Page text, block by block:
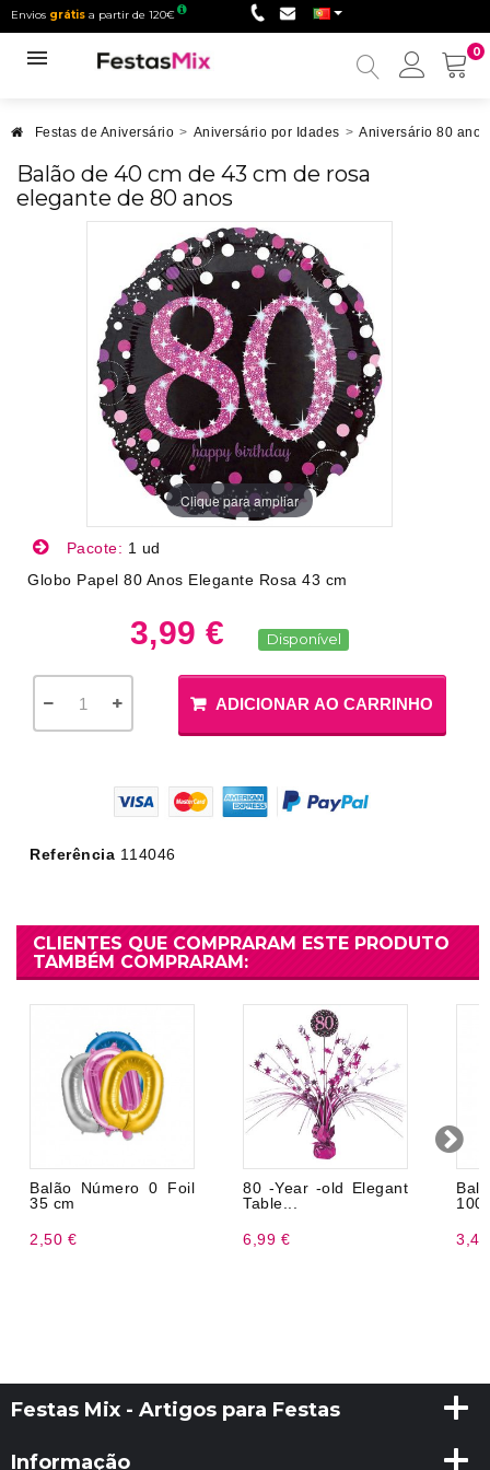
Envios grátis a partir de 120€
0
Minha
Festas de Aniversário > Aniversário por Idades > Aniversário 80 anos
Balão de 40 cm de 43 cm de rosa
elegante de 80 anos
Clique para ampliar
Pacote: 1 ud
Globo Papel 80 Anos Elegante Rosa 43 cm
3,99 € Disponível
ADICIONAR AO CARRINHO
Referência 114046
CLIENTES QUE COMPRARAM ESTE PRODUTO
TAMBÉM COMPRARAM:
Balão Número 0 Foil
35 cm
2,50 €
80 -Year -old Elegant
Table...
6,99 €
100
Festas Mix - Artigos para Festas
Informação